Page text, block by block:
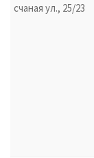
счаная ул., 25/23